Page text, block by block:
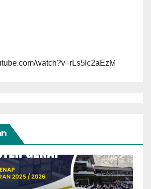
watch?v=rLs5lc2aEzM